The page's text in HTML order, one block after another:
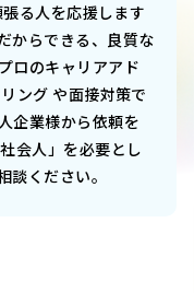
る人を応援します
からできる、良質な
ロのキャリアアド
ング や面接対策で
企業様から依頼を
会人」を必要とし
ください。